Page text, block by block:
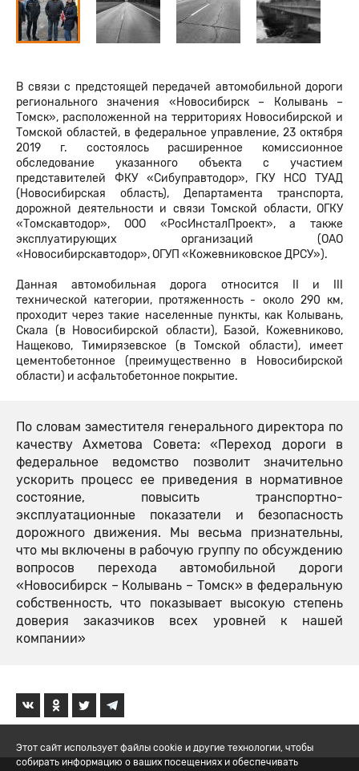
В связи с предстоящей передачей автомобильной дороги
регионального значения «Новосибирск – Колывань –
Томск», расположенной на территориях Новосибирской и
Томской областей, в федеральное управление, 23 октября
2019 г. состоялось расширенное комиссионное
обследование указанного объекта с участием
представителей ФКУ «Сибуправтодор», ГКУ НСО ТУАД
(Новосибирская область), Департамента транспорта,
дорожной деятельности и связи Томской области, ОГКУ
«Томскавтодор», ООО «РосИнсталПроект», а также
эксплуатирующих организаций (ОАО
«Новосибирскавтодор», ОГУП «Кожевниковское ДРСУ»).
Данная автомобильная дорога относится II и III
технической категории, протяженность - около 290 км,
проходит через такие населенные пункты, как Колывань,
Скала (в Новосибирской области), Базой, Кожевниково,
Нащеково, Тимирязевское (в Томской области), имеет
цементобетонное (преимущественно в Новосибирской
области) и асфальтобетонное покрытие.
По словам заместителя генерального директора по
качеству Ахметова Совета: «Переход дороги в
федеральное ведомство позволит значительно
ускорить процесс ее приведения в нормативное
состояние, повысить транспортно-
эксплуатационные показатели и безопасность
дорожного движения. Мы весьма признательны,
что мы включены в рабочую группу по обсуждению
вопросов перехода автомобильной дороги
«Новосибирск – Колывань – Томск» в федеральную
собственность, что показывает высокую степень
доверия заказчиков всех уровней к нашей
компании»
Этот сайт использует файлы cookie и другие технологии, чтобы
собирать информацию о ваших посещениях и обеспечивать